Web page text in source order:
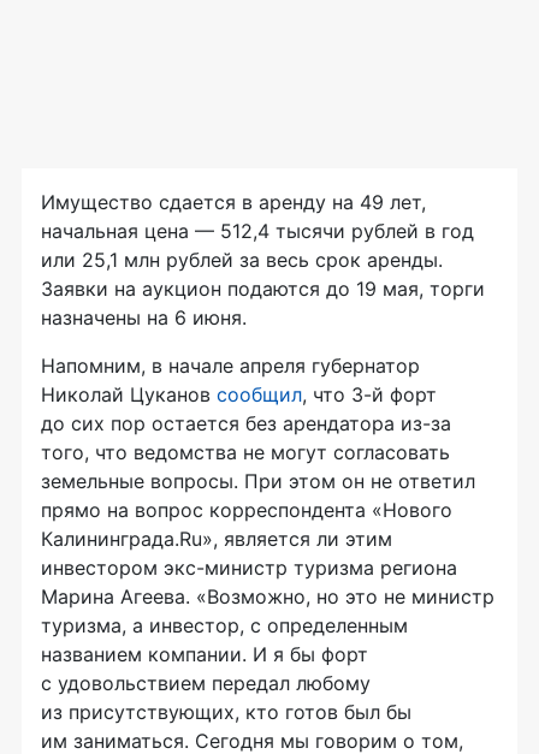
Имущество сдается в аренду на 49 лет,
начальная цена — 512,4 тысячи рублей в год
или 25,1 млн рублей за весь срок аренды.
Заявки на аукцион подаются до 19 мая, торги
назначены на 6 июня.
Напомним, в начале апреля губернатор
Николай Цуканов сообщил, что 3-й форт
до сих пор остается без арендатора из-за
того, что ведомства не могут согласовать
земельные вопросы. При этом он не ответил
прямо на вопрос корреспондента «Нового
Калининграда.Ru», является ли этим
инвестором экс-министр туризма региона
Марина Агеева. «Возможно, но это не министр
туризма, а инвестор, с определенным
названием компании. И я бы форт
с удовольствием передал любому
из присутствующих, кто готов был бы
им заниматься. Сегодня мы говорим о том,